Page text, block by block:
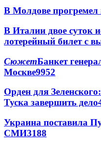
В Молдове
В Италии двое суток
лотерейный билет с
СюжетБанкет
Москве9952
Орден для
Туска завершить дело
Украина поставила
СМИ3188